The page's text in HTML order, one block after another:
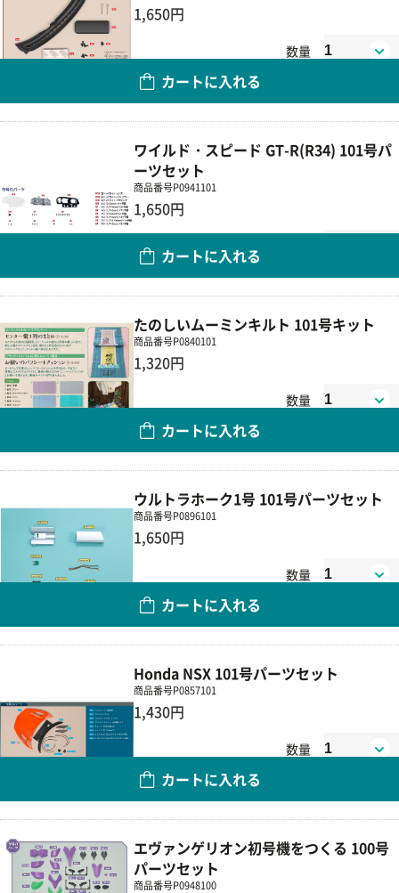
1,650円
数量
カートに入れる
ワイルド・スピード GT-R(R34) 101号パ
ーツセット
商品番号P0941101
1,650円
カートに入れる
たのしいムーミンキルト 101号キット
商品番号P0840101
1,320円
数量
カートに入れる
ウルトラホーク1号 101号パーツセット
商品番号P0896101
1,650円
数量
カートに入れる
Honda NSX 101号パーツセット
商品番号P0857101
1,430円
数量
カートに入れる
エヴァンゲリオン初号機をつくる 100号
パーツセット
商品番号P0948100